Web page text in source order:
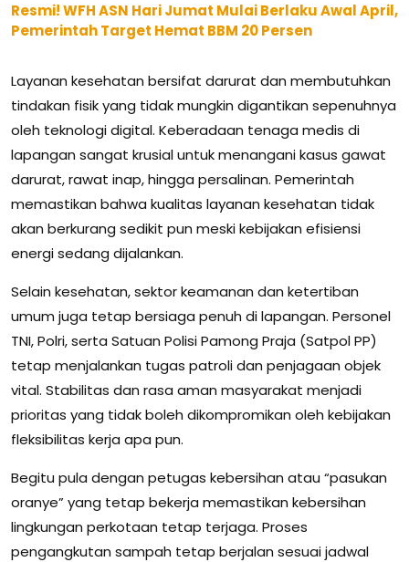
Resmi! WFH ASN Hari Jumat Mulai Berlaku Awal April,
Pemerintah Target Hemat BBM 20 Persen
Layanan kesehatan bersifat darurat dan membutuhkan
tindakan fisik yang tidak mungkin digantikan sepenuhnya
oleh teknologi digital. Keberadaan tenaga medis di
lapangan sangat krusial untuk menangani kasus gawat
darurat, rawat inap, hingga persalinan. Pemerintah
memastikan bahwa kualitas layanan kesehatan tidak
akan berkurang sedikit pun meski kebijakan efisiensi
energi sedang dijalankan.
Selain kesehatan, sektor keamanan dan ketertiban
umum juga tetap bersiaga penuh di lapangan. Personel
TNI, Polri, serta Satuan Polisi Pamong Praja (Satpol PP)
tetap menjalankan tugas patroli dan penjagaan objek
vital. Stabilitas dan rasa aman masyarakat menjadi
prioritas yang tidak boleh dikompromikan oleh kebijakan
fleksibilitas kerja apa pun.
Begitu pula dengan petugas kebersihan atau “pasukan
oranye” yang tetap bekerja memastikan kebersihan
lingkungan perkotaan tetap terjaga. Proses
pengangkutan sampah tetap berjalan sesuai jadwal